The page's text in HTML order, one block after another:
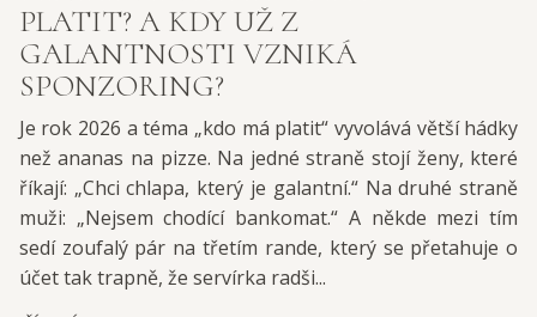
PLATIT? A KDY UŽ Z
GALANTNOSTI VZNIKÁ
SPONZORING?
Je rok 2026 a téma „kdo má platit“ vyvolává větší hádky
než ananas na pizze. Na jedné straně stojí ženy, které
říkají: „Chci chlapa, který je galantní.“ Na druhé straně
muži: „Nejsem chodící bankomat.“ A někde mezi tím
sedí zoufalý pár na třetím rande, který se přetahuje o
účet tak trapně, že servírka radši...